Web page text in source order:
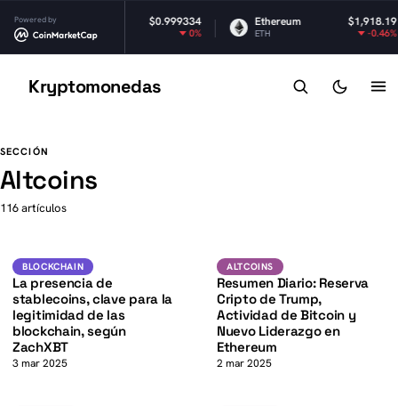
Powered by
USDt Ethereum $1,918.19
ETH
Kryptomonedas
SECCIÓN
Altcoins
116 artículos
BLOCKCHAIN
USD
K
BLOCKCHAIN
La presencia de
stablecoins, clave para la
legitimidad de las
blockchain, según
ZachXBT
3 mar 2025
ALTCOINS BTC
ALTCOINS
Resumen Diario: Reserva
Cripto de Trump,
Actividad de Bitcoin y
Nuevo Liderazgo en
Ethereum
2 mar 2025